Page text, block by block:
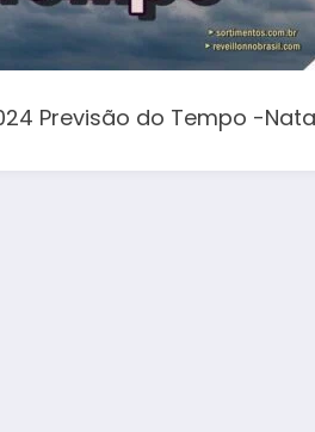
Previsão do Tempo -